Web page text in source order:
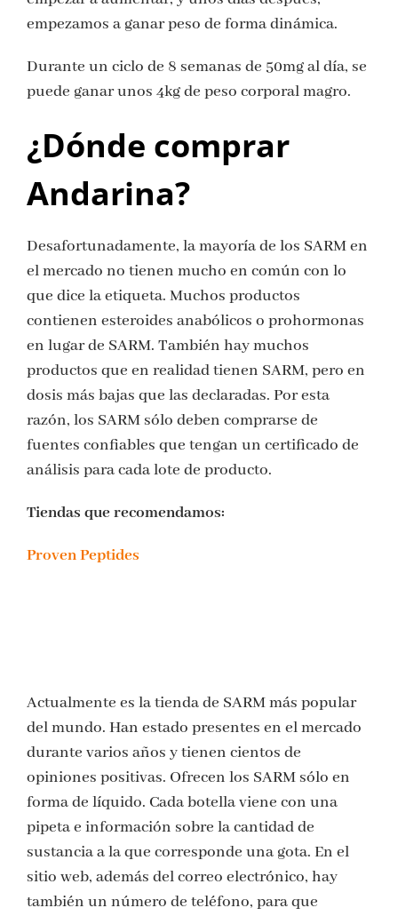
empezamos a ganar peso de forma dinámica.
Durante un ciclo de 8 semanas de 50mg al día, se
puede ganar unos 4kg de peso corporal magro.
¿Dónde comprar
Andarina?
Desafortunadamente, la mayoría de los SARM en
el mercado no tienen mucho en común con lo
que dice la etiqueta. Muchos productos
contienen esteroides anabólicos o prohormonas
en lugar de SARM. También hay muchos
productos que en realidad tienen SARM, pero en
dosis más bajas que las declaradas. Por esta
razón, los SARM sólo deben comprarse de
fuentes confiables que tengan un certificado de
análisis para cada lote de producto.
Tiendas que recomendamos:
Proven Peptides
Actualmente es la tienda de SARM más popular
del mundo. Han estado presentes en el mercado
durante varios años y tienen cientos de
opiniones positivas. Ofrecen los SARM sólo en
forma de líquido. Cada botella viene con una
pipeta e información sobre la cantidad de
sustancia a la que corresponde una gota. En el
sitio web, además del correo electrónico, hay
también un número de teléfono, para que